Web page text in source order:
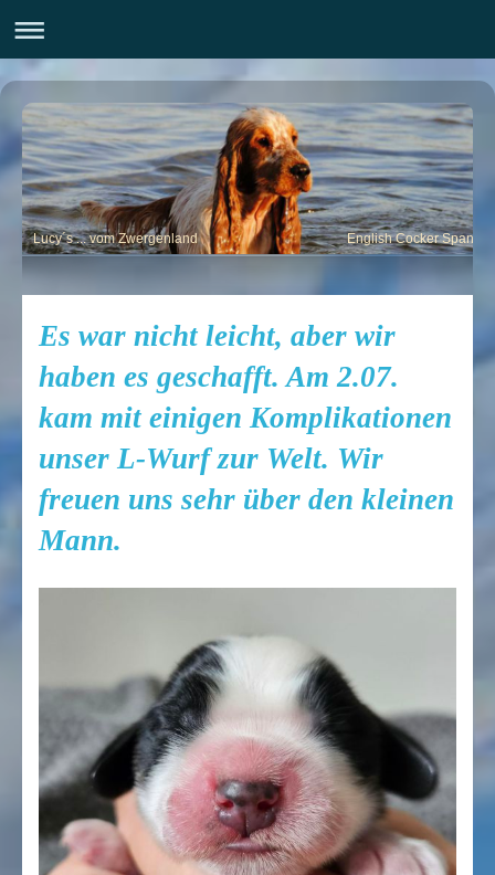
Lucy´s ... vom Zwergenland English Cocker Spaniel
Es war nicht leicht, aber wir
haben es geschafft. Am 2.07.
kam mit einigen Komplikationen
unser L-Wurf zur Welt. Wir
freuen uns sehr über den kleinen
Mann.